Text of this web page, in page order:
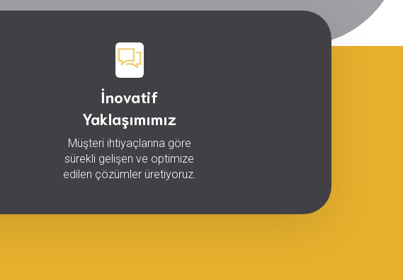
İnovatif
Yaklaşımımız
Müşteri ihtiyaçlarına göre
sürekli gelişen ve optimize
edilen çözümler üretiyoruz.